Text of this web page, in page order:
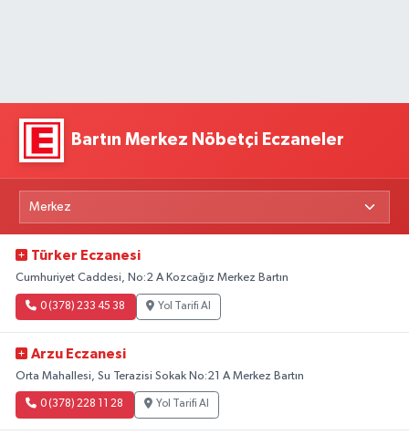
Bartın Merkez Nöbetçi Eczaneler
Türker Eczanesi
Cumhuriyet Caddesi, No:2 A Kozcağız Merkez Bartın
0 (378) 233 45 38 Yol Tarifi Al
Arzu Eczanesi
Orta Mahallesi, Su Terazisi Sokak No:21 A Merkez Bartın
0 (378) 228 11 28 Yol Tarifi Al